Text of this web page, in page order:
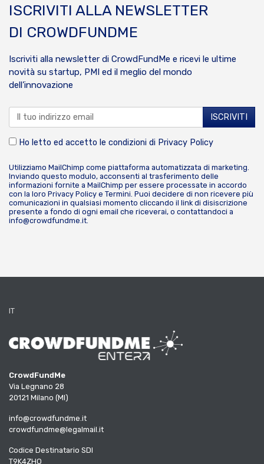
ISCRIVITI ALLA NEWSLETTER
DI CROWDFUNDME
Iscriviti alla newsletter di CrowdFundMe e ricevi le ultime
novità su startup, PMI ed il meglio del mondo
dell’innovazione
Ho letto ed accetto le condizioni di Privacy Policy
Utilizziamo MailChimp come piattaforma automatizzata di marketing.
Inviando questo modulo, acconsenti al trasferimento delle
informazioni fornite a MailChimp per essere processate in accordo
con la loro Privacy Policy e Termini. Puoi decidere di non ricevere più
comunicazioni in qualsiasi momento cliccando il link di disiscrizione
presente a fondo di ogni email che riceverai, o contattandoci a
info@crowdfundme.it.
IT
CrowdFundMe
Via Legnano 28
20121 Milano (MI)
info@crowdfundme.it
crowdfundme@legalmail.it
Codice Destinatario SDI
T9K4ZHO